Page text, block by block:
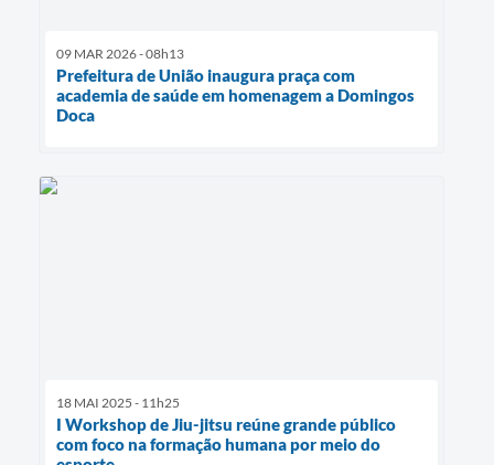
09 MAR 2026 - 08h13
Prefeitura de União inaugura praça com
academia de saúde em homenagem a Domingos
Doca
18 MAI 2025 - 11h25
I Workshop de Jiu-jitsu reúne grande público
com foco na formação humana por meio do